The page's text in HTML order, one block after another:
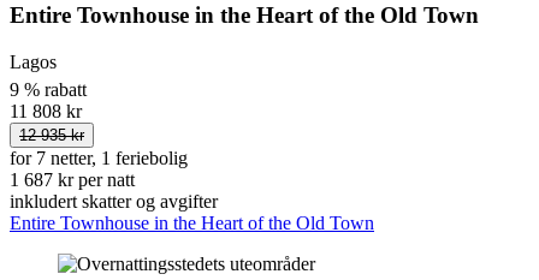
Entire Townhouse in the Heart of the Old Town
Lagos
9 % rabatt
11 808 kr
12 935 kr
for 7 netter, 1 feriebolig
1 687 kr per natt
inkludert skatter og avgifter
Entire Townhouse in the Heart of the Old Town